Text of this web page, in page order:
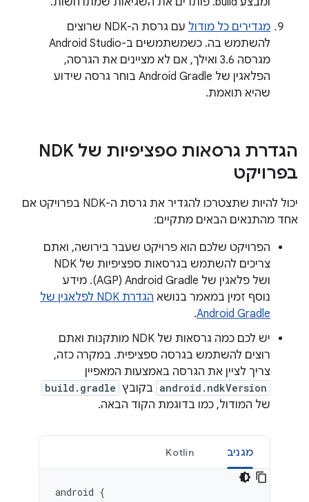
מגדירים כל מודול
עם גרסת ה-NDK שרוצים
להשתמש בה. כשמשתמשים ב-Android Studio
מגרסה 3.6 ואילך, אם לא מציינים את הגרסה,
הפלאגין של Android Gradle בוחר גרסה שידוע
שהיא תואמת.
הגדרת גרסאות ספציפיות של NDK
בפרויקט
יכול להיות שתצטרכו להגדיר את גרסת ה-NDK בפרויקט אם
אחד מהתנאים הבאים מתקיים:
הפרויקט שלכם הוא פרויקט שעבר בירושה, ואתם
צריכים להשתמש בגרסאות ספציפיות של NDK
ושל פלאגין של Android Gradle‏ (AGP). מידע
נוסף זמין במאמר בנושא
הגדרת NDK לפלאגין של
Android Gradle
.
יש לכם כמה גרסאות של NDK מותקנות ואתם
רוצים להשתמש בגרסה ספציפית. במקרה כזה,
צריך לציין את הגרסה באמצעות המאפיין
android.ndkVersion בקובץ build.gradle
של המודול, כמו בדוגמת הקוד הבאה.
מגניב Kotlin
android {